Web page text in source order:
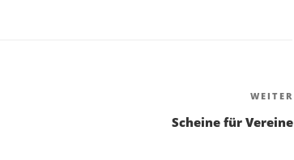
WEITER
Scheine für Vereine